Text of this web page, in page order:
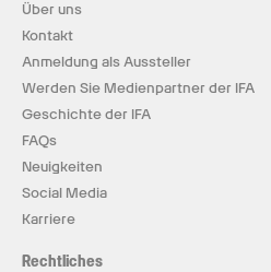
Über uns
Kontakt
Anmeldung als Aussteller
Werden Sie Medienpartner der IFA
Geschichte der IFA
FAQs
Neuigkeiten
Social Media
Karriere
Rechtliches